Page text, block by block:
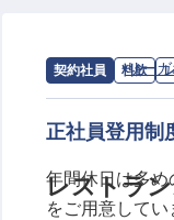
契約社員 料飲
レストラ
求人情報：リー
正社員登用制
年間休日は多
をご用意して